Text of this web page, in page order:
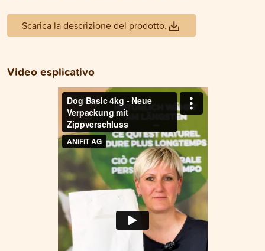
Scarica la descrizione del prodotto.
Video esplicativo